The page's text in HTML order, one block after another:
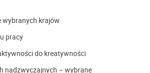
wybranych krajów
pracy
do kreatywności
nadzwyczajnych – wybrane